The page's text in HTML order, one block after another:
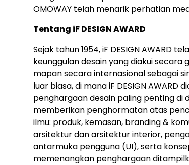
OMOWAY telah menarik perhatian
Tentang iF DESIGN AWARD
Sejak tahun 1954, iF DESIGN AWARD
keunggulan desain yang diakui secara
mapan secara internasional sebagai
luar biasa, di mana iF DESIGN AWARD
penghargaan desain paling penting di
memberikan penghormatan atas
ilmu: produk, kemasan, branding &
arsitektur dan arsitektur interior,
antarmuka pengguna (UI), serta
memenangkan penghargaan